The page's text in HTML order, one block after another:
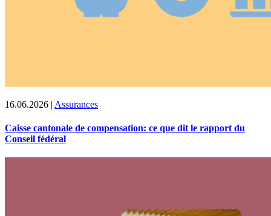
16.06.2026 | Assurances
Caisse cantonale de compensation: ce que dit le rapport du
Conseil fédéral